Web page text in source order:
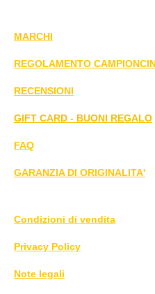
MARCHI
REGOLAMENTO
RECENSIONI
GIFT CARD - BUONI REGALO
FAQ
GARANZIA DI ORIGINALITA'
Condizioni di vendita
Privacy Policy
Note legali